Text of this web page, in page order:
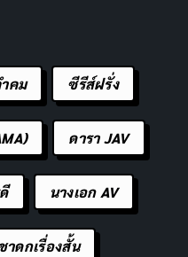
คม ซีรีส์ฝรั่ง
ดารา JAV
นางเอก AV
าดกเรื่องสั้น